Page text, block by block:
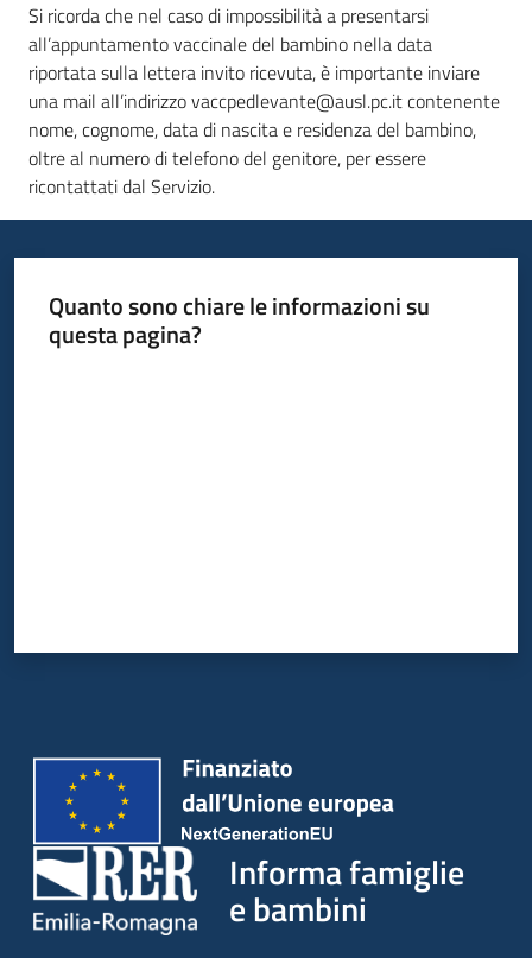
Si ricorda che nel caso di impossibilità a presentarsi
all’appuntamento vaccinale del bambino nella data
riportata sulla lettera invito ricevuta, è importante inviare
una mail all’indirizzo vaccpedlevante@ausl.pc.it contenente
nome, cognome, data di nascita e residenza del bambino,
oltre al numero di telefono del genitore, per essere
ricontattati dal Servizio.
Quanto sono chiare le informazioni su
questa pagina?
Informa famiglie
e bambini